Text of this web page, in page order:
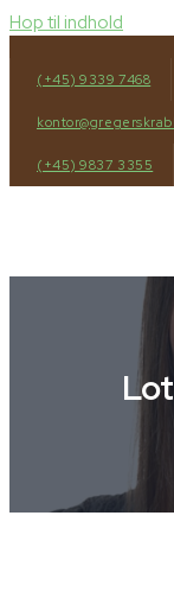
Hop til indhold
(+45) 9339 7468
(+45) 9837 3355